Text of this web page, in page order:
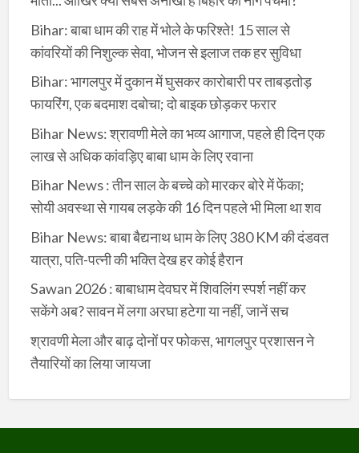
Bihar: बाबा धाम की राह में भोले के फरिश्ते! 15 साल से
कांवरियों की निशुल्क सेवा, भोजन से इलाज तक हर सुविधा
Bihar: भागलपुर में दुकान में घुसकर कारोबारी पर ताबड़तोड़
फायरिंग, एक बदमाश दबोचा; दो बाइक छोड़कर फरार
Bihar News: श्रावणी मेले का भव्य आगाज, पहले ही दिन एक
लाख से अधिक कांवड़िए बाबा धाम के लिए रवाना
Bihar News : तीन साल के बच्चे को मारकर बोरे में फेंका;
सोयी अवस्था से गायब लड़के की 16 दिन पहले भी मिला था शव
Bihar News: बाबा बैद्यनाथ धाम के लिए 380 KM की दंडवत
यात्रा, पति-पत्नी की भक्ति देख हर कोई हैरान
Sawan 2026 : बाबाधाम देवघर में शिवलिंग स्पर्श नहीं कर
सकेंगे अब? सावन में लगा अरघा हटेगा या नहीं, जानें सच
श्रावणी मेला और बाढ़ दोनों पर फोकस, भागलपुर प्रशासन ने
तैयारियों का लिया जायजा